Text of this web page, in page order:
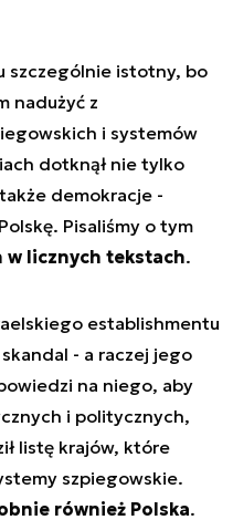
szczególnie istotny, bo
nadużyć z
i systemów
dotknął nie tylko
demokracje -
Pisaliśmy o tym
w licznych tekstach.
establishmentu
- a raczej jego
na niego, aby
i politycznych,
listę krajów, które
szpiegowskie.
również Polska.